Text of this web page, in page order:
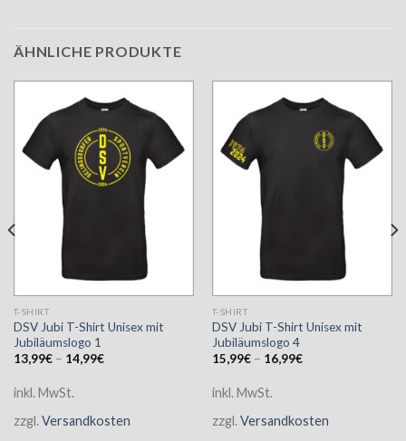
ÄHNLICHE PRODUKTE
T-SHIRT
DSV Jubi T-Shirt Unisex mit
Jubiläumslogo 1
13,99€– 14,99€
inkl. MwSt.
zzgl. Versandkosten
T-SHIRT
DSV Jubi T-Shirt Unisex mit
Jubiläumslogo 4
15,99€– 16,99€
inkl. MwSt.
zzgl. Versandkosten